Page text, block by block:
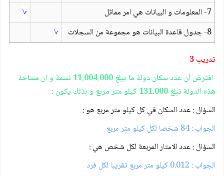
7- المعلومات و البيانات هي امر مماثل
√
8- جدول قاعدة البيانات هو مجموعة من السجلات
√
تدريب 3
افترض أن عدد سكان دولة ما يبلغ 11.004.000 نسمة و ان مساحة
هذه الدولة تبلغ 131.000 كيلو متر مربع و بذلك يكون :
السؤال : عدد السكان في كل كيلو متر مربع هو :
الجواب : 84 شخصا لكل كيلو متر مربع
السؤال : عدد الامتار المربعة لكل شخص هي :
الجواب : 0.012 كيلو متر مربع تقريبا لكل فرد